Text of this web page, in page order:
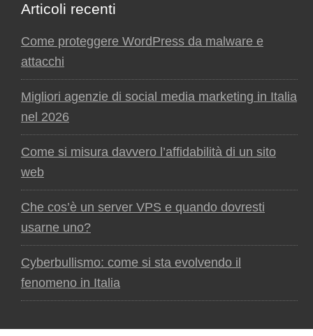
Articoli recenti
Come proteggere WordPress da malware e
attacchi
Migliori agenzie di social media marketing in Italia
nel 2026
Come si misura davvero l’affidabilità di un sito
web
Che cos’è un server VPS e quando dovresti
usarne uno?
Cyberbullismo: come si sta evolvendo il
fenomeno in Italia